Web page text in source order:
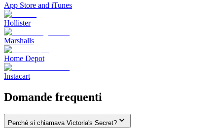
App Store and iTunes
Hollister
Marshalls
Home Depot
Instacart
Domande frequenti
Perché si chiamava Victoria's Secret?